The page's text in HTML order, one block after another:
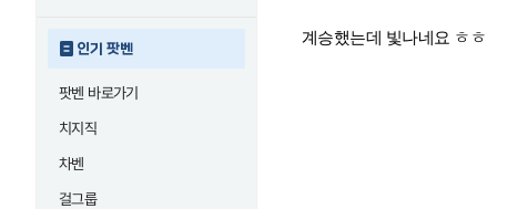
인기 팟벤
팟벤 바로가기
치지직
차벤
걸그룹
계승했는데 빛나네요 ㅎㅎ